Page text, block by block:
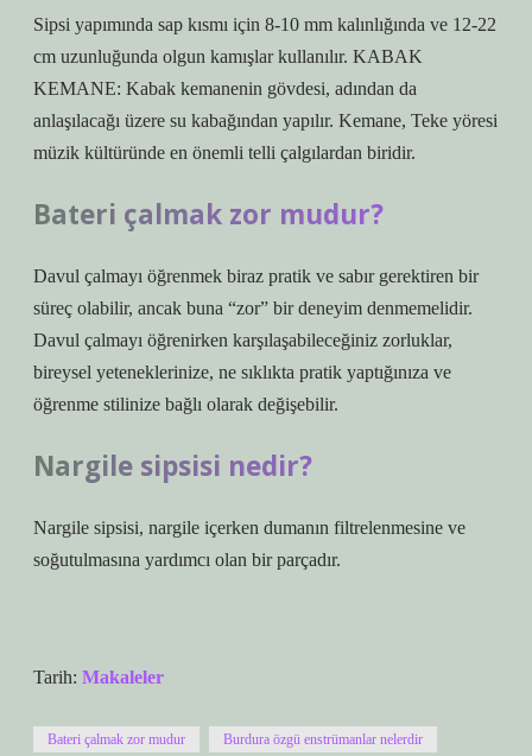
Sipsi yapımında sap kısmı için 8-10 mm kalınlığında ve 12-22
cm uzunluğunda olgun kamışlar kullanılır. KABAK
KEMANE: Kabak kemanenin gövdesi, adından da
anlaşılacağı üzere su kabağından yapılır. Kemane, Teke yöresi
müzik kültüründe en önemli telli çalgılardan biridir.
Bateri çalmak zor mudur?
Davul çalmayı öğrenmek biraz pratik ve sabır gerektiren bir
süreç olabilir, ancak buna “zor” bir deneyim denmemelidir.
Davul çalmayı öğrenirken karşılaşabileceğiniz zorluklar,
bireysel yeteneklerinize, ne sıklıkta pratik yaptığınıza ve
öğrenme stilinize bağlı olarak değişebilir.
Nargile sipsisi nedir?
Nargile sipsisi, nargile içerken dumanın filtrelenmesine ve
soğutulmasına yardımcı olan bir parçadır.
Tarih: Makaleler
Bateri çalmak zor mudur Burdura özgü enstrümanlar nelerdir